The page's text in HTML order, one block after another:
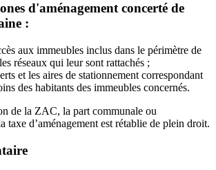
d'aménagement concerté de
:
aux immeubles inclus dans le périmètre de
réseaux qui leur sont rattachés ;
et les aires de stationnement correspondant
des habitants des immeubles concernés.
de la ZAC, la part communale ou
taxe d’aménagement est rétablie de plein droit.